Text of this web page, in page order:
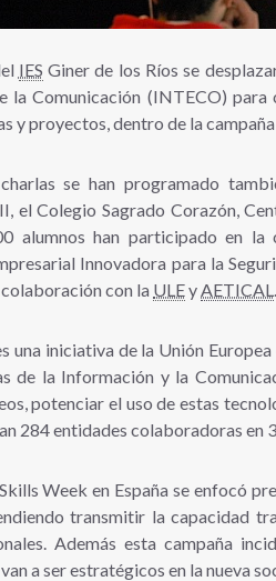
IES Giner de los Ríos se
la Comunicación (INTECO)
y proyectos, dentro de la
se han programado
el Colegio Sagrado Corazón,
alumnos han participado en la
Innovadora para la
con la ULEyAETICAL.
una iniciativa de la Unión
de la Información y la
potenciar el uso de estas
284 entidades colaboradoras en
Week en España se enfocó
transmitir la capacidad
Además esta campaña
a ser estratégicos en la nueva